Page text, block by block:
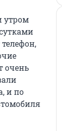
утром
очень
и по